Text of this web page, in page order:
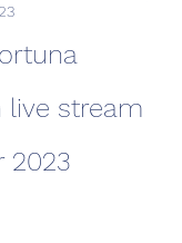
live stream
2023